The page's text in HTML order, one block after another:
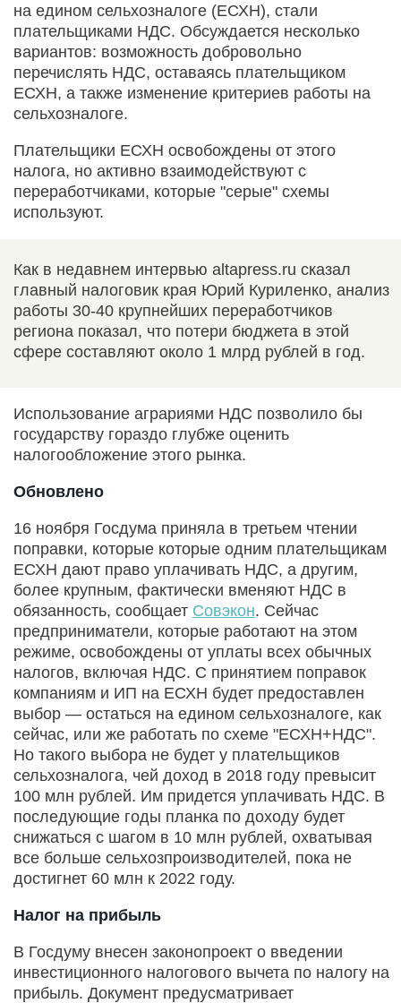
на едином сельхозналоге (ЕСХН), стали
плательщиками НДС. Обсуждается несколько
вариантов: возможность добровольно
перечислять НДС, оставаясь плательщиком
ЕСХН, а также изменение критериев работы на
сельхозналоге.
Плательщики ЕСХН освобождены от этого
налога, но активно взаимодействуют с
переработчиками, которые "серые" схемы
используют.
Как в недавнем интервью altapress.ru сказал
главный налоговик края Юрий Куриленко, анализ
работы 30-40 крупнейших переработчиков
региона показал, что потери бюджета в этой
сфере составляют около 1 млрд рублей в год.
Использование аграриями НДС позволило бы
государству гораздо глубже оценить
налогообложение этого рынка.
Обновлено
16 ноября Госдума приняла в третьем чтении
поправки, которые которые одним плательщикам
ЕСХН дают право уплачивать НДС, а другим,
более крупным, фактически вменяют НДС в
обязанность, сообщает Совэкон. Сейчас
предприниматели, которые работают на этом
режиме, освобождены от уплаты всех обычных
налогов, включая НДС. С принятием поправок
компаниям и ИП на ЕСХН будет предоставлен
выбор — остаться на едином сельхозналоге, как
сейчас, или же работать по схеме "ЕСХН+НДС".
Но такого выбора не будет у плательщиков
сельхозналога, чей доход в 2018 году превысит
100 млн рублей. Им придется уплачивать НДС. В
последующие годы планка по доходу будет
снижаться с шагом в 10 млн рублей, охватывая
все больше сельхозпроизводителей, пока не
достигнет 60 млн к 2022 году.
Налог на прибыль
В Госдуму внесен законопроект о введении
инвестиционного налогового вычета по налогу на
прибыль. Документ предусматривает